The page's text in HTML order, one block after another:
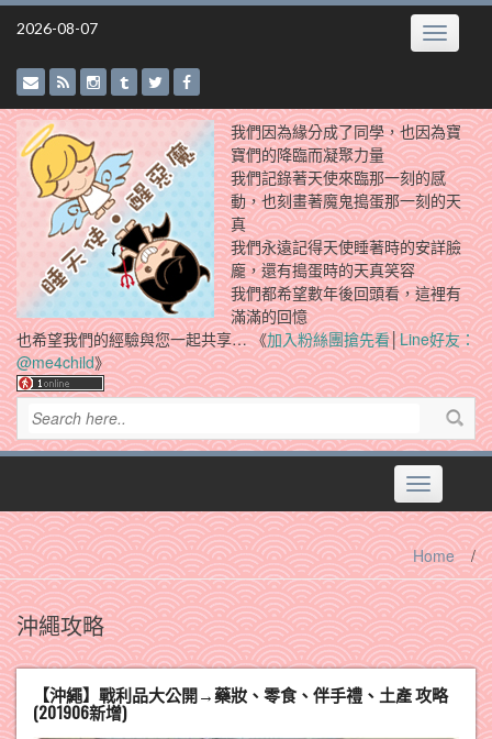
Skip
2026-08-07 Toggle
我們因為緣分成了同學，也因為寶
寶們的降臨而凝聚力量
我們記錄著天使來臨那一刻的感
動，也刻畫著魔鬼搗蛋那一刻的天
真
我們永遠記得天使睡著時的安詳臉
龐，還有搗蛋時的天真笑容
我們都希望數年後回頭看，這裡有
滿滿的回憶
也希望我們的經驗與您一起共享… 《加入粉絲團搶先看│Line好友：
@me4child》
Toggle
navigation
Home /
沖繩攻略
【沖繩】戰利品大公開→藥妝、零食、伴手禮、土產 攻略
(201906新增)